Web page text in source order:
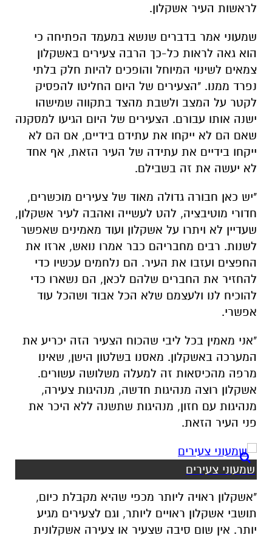
לראשות העיר אשקלון.
שמעוני אמר בדברים שנשא במעמד הפתיחה כי
הוא גאה לראות כל-כך הרבה צעירים באשקלון
צמאים לשינוי המיוחל והופכים להיות חלק בלתי
נפרד ממנו. "הצעירים של היום החליטו להפסיק
לקטר על המצב ולשבת מהצד בתקווה שמישהו
ישנה אותו עבורם. הצעירים של היום הגיעו למסקנה
שאם הם לא ייקחו את עתידם בידיים, אם הם לא
ייקחו בידיים את עתידה של העיר הזאת, אף אחד
לא יעשה את זה בשבילם.
"יש כאן חבורה גדולה מאוד של צעירים מוכשרים,
חדורי מוטיבציה, להט לעשייה ואהבה לעיר אשקלון,
שעדיין לא ויתרו על אשקלון ועוד מאמינים שאפשר
לשנות. רבים מחבריהם כבר אמרו נואש, ארזו את
החפצים ועזבו את העיר. הם נלחמים עכשיו כדי
להחזיר את החברים שלהם לכאן, הם נשארו כדי
להוכיח לנו ולעצמם שלא הכל אבוד ושהכל עוד
אפשרי.
"אני מאמין בכל ליבי שהכוח הצעיר הזה יכריע את
המערכה באשקלון. מאסנו בשלטון הישן, שאינו
מרפה מהכיסאות זה למעלה משלושה עשורים.
אשקלון רוצה מנהיגות חדשה, מנהיגות צעירה,
מנהיגות עם חזון, מנהיגות שתשנה ללא היכר את
פני העיר הזאת.
שמעוני צעירים
"אשקלון ראויה ליותר מכפי שהיא מקבלת כיום,
תושבי אשקלון ראויים ליותר, וגם לצעירים מגיע
יותר. אין שום סיבה שצעיר או צעירה אשקלונית